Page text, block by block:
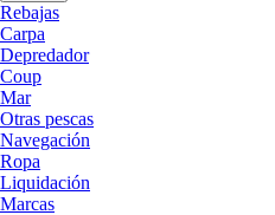
Rebajas
Carpa
Depredador
Coup
Mar
Otras pescas
Navegación
Ropa
Liquidación
Marcas